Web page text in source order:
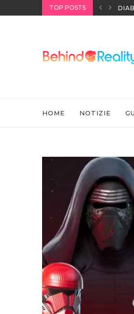
TOP POSTS
IN CINA ALL’ULTIMO MOMENTO
HOME NOTIZIE